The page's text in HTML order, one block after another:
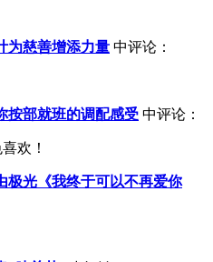
为慈善增添力量 中评论：
按部就班的调配感受 中评论：
欢！
极光《我终于可以不再爱你